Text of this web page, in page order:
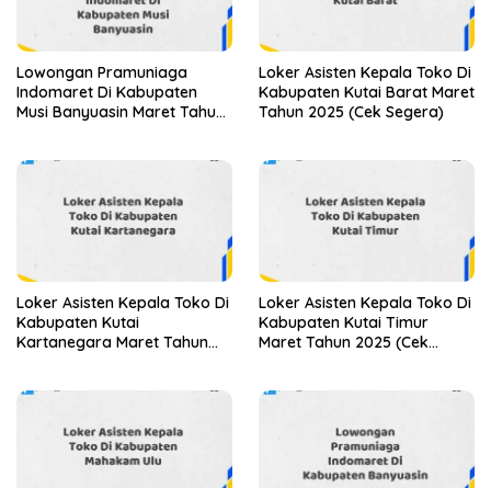
Lowongan Pramuniaga
Indomaret Di Kabupaten
Musi Banyuasin Maret Tahun
Loker Asisten Kepala Toko Di
Kabupaten Kutai Barat Maret
Tahun 2025 (Cek Segera)
Loker Asisten Kepala Toko Di
Kabupaten Kutai
Kartanegara Maret Tahun
Loker Asisten Kepala Toko Di
Kabupaten Kutai Timur
Maret Tahun 2025 (Cek